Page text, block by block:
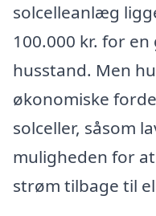
solcelleanlæg
100.000 kr. for
husstand. Men
økonomiske
solceller, såsom
muligheden for
strøm tilbage til